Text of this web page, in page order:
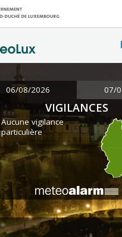
06/08/2026 07/
VIGILANCES
Aucune vigilance
particulière